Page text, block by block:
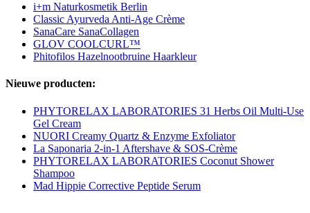
i+m Naturkosmetik Berlin
Classic Ayurveda Anti-Age Crème
SanaCare SanaCollagen
GLOV COOLCURL™
Phitofilos Hazelnootbruine Haarkleur
Nieuwe producten:
PHYTORELAX LABORATORIES 31 Herbs Oil Multi-Use
Gel Cream
NUORI Creamy Quartz & Enzyme Exfoliator
La Saponaria 2-in-1 Aftershave & SOS-Crème
PHYTORELAX LABORATORIES Coconut Shower
Shampoo
Mad Hippie Corrective Peptide Serum